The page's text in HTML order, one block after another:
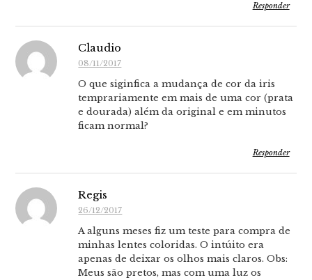
Responder
Claudio
08/11/2017
O que siginfica a mudança de cor da iris
temprariamente em mais de uma cor (prata
e dourada) além da original e em minutos
ficam normal?
Responder
Regis
26/12/2017
A alguns meses fiz um teste para compra de
minhas lentes coloridas. O intúito era
apenas de deixar os olhos mais claros. Obs:
Meus são pretos, mas com uma luz os